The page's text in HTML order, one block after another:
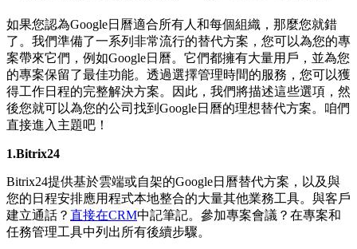
如果您認為Google日曆適合所有人和每個組織，那麼您就錯
了。我們準備了一系列非常流行的替代方案，您可以為您的專
案帶來它們，例如Google日曆。它們都擁有大量用戶，並為您
的專案保留了最佳功能。透過選擇管理時間的服務，您可以獲
得工作日程的完整解決方案。因此，我們將描述這些選項，然
後您就可以為您的公司找到Google日曆的理想替代方案。咱們
直接進入主題吧！
1.Bitrix24
Bitrix24提供基於雲端或自架的Google日曆替代方案，以及與
您的日程安排應用程式本地整合的大量其他業務工具。與客戶
建立通話？ 直接在CRM中記筆記。參加專案會議？在專案和
任務管理工具中列出所有後續步驟。